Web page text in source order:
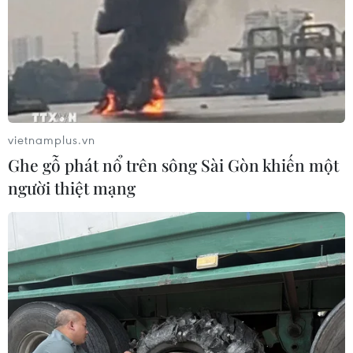
Nhiều DN đang lợi dụng loại hình nhập
khẩu E31 để buôn lậu hạt điều
15/03/2022 11:31
Một số DN nhập khẩu nguyên liệu hạt điều để sản xuất
sản phẩm xuất khẩu, tuy nhiên họ lại tìm cách bán
nguyên liệu này ra thị trường nhằm hưởng lợi từ sự
chênh lệch về thuế và chính sách mặt hàng.
vietnamplus.vn
Ghe gỗ phát nổ trên sông Sài Gòn khiến một
người thiệt mạng